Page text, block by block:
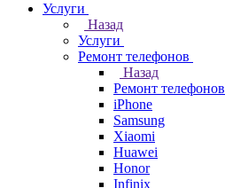
Услуги
Назад
Услуги
Ремонт телефонов
Назад
Ремонт телефонов
iPhone
Samsung
Xiaomi
Huawei
Honor
Infinix